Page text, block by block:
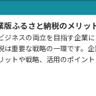
版ふるさと納税のメリッ
ジネスの両立を目指す企業
は重要な戦略の一環です。
ットや戦略、活用のポイン